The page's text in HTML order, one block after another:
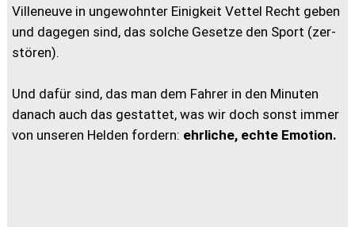
Villeneuve in ungewohnter Einigkeit Vettel Recht geben
und dagegen sind, das solche Gesetze den Sport (zer-
stören).
Und dafür sind, das man dem Fahrer in den Minuten
danach auch das gestattet, was wir doch sonst immer
von unseren Helden fordern: ehrliche, echte Emotion.